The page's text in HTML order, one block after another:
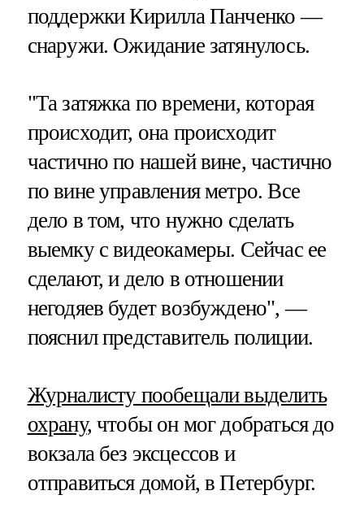
поддержки Кирилла Панченко —
снаружи. Ожидание затянулось.
"Та затяжка по времени, которая
происходит, она происходит
частично по нашей вине, частично
по вине управления метро. Все
дело в том, что нужно сделать
выемку с видеокамеры. Сейчас ее
сделают, и дело в отношении
негодяев будет возбуждено", —
пояснил представитель полиции.
Журналисту пообещали выделить
охрану, чтобы он мог добраться до
вокзала без эксцессов и
отправиться домой, в Петербург.